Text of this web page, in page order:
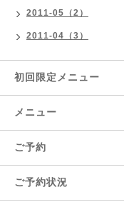
2011-05（2）
2011-04（3）
初回限定メニュー
メニュー
ご予約
ご予約状況